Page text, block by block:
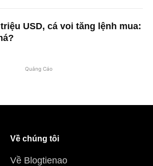
USD, cá voi tăng lệnh mua:
Quảng Cáo
Về chúng tôi
Về Blogtienao